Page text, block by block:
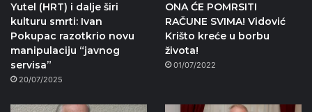
Yutel (HRT) i dalje širi
kulturu smrti: Ivan
Pokupac razotkrio novu
manipulaciju “javnog
servisa”
20/07/2025
ONA ĆE POMRSITI
RAČUNE SVIMA! Vidović
Krišto kreće u borbu
života!
01/07/2022